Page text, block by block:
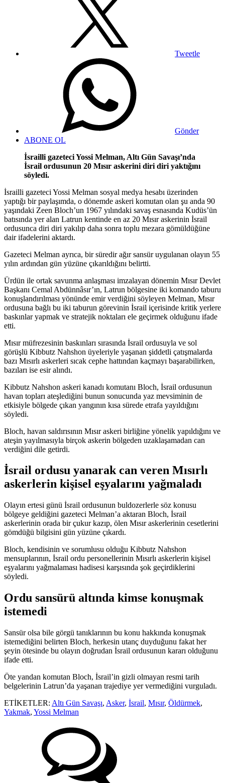
Tweetle
Gönder
ABONE OL
​İsrailli gazeteci Yossi Melman, Altı Gün Savaşı’nda
İsrail ordusunun 20 Mısır askerini diri diri yaktığını
söyledi.
İsrailli gazeteci Yossi Melman sosyal medya hesabı üzerinden
yaptığı bir paylaşımda, o dönemde askeri komutan olan şu anda 90
yaşındaki Zeen Bloch’un 1967 yılındaki savaş esnasında Kudüs’ün
batısında yer alan Latrun kentinde en az 20 Mısır askerinin İsrail
ordusunca diri diri yakılıp daha sonra toplu mezara gömüldüğüne
dair ifadelerini aktardı.
Gazeteci Melman ayrıca, bir süredir ağır sansür uygulanan olayın 55
yılın ardından gün yüzüne çıkarıldığını belirtti.
Ürdün ile ortak savunma anlaşması imzalayan dönemin Mısır Devlet
Başkanı Cemal Abdünnâsır’ın, Latrun bölgesine iki komando taburu
konuşlandırılması yönünde emir verdiğini söyleyen Melman, Mısır
ordusuna bağlı bu iki taburun görevinin İsrail içerisinde kritik yerlere
baskınlar yapmak ve stratejik noktaları ele geçirmek olduğunu ifade
etti.
Mısır müfrezesinin baskınları sırasında İsrail ordusuyla ve sol
görüşlü Kibbutz Nahshon üyeleriyle yaşanan şiddetli çatışmalarda
bazı Mısırlı askerleri sıcak cephe hattından kaçmayı başarabilirken,
bazıları ise esir alındı.
Kibbutz Nahshon askeri kanadı komutanı Bloch, İsrail ordusunun
havan topları ateşlediğini bunun sonucunda yaz mevsiminin de
etkisiyle bölgede çıkan yangının kısa sürede etrafa yayıldığını
söyledi.
Bloch, havan saldırısının Mısır askeri birliğine yönelik yapıldığını ve
ateşin yayılmasıyla birçok askerin bölgeden uzaklaşamadan can
verdiğini dile getirdi.
İsrail ordusu yanarak can veren Mısırlı
askerlerin kişisel eşyalarını yağmaladı
Olayın ertesi günü İsrail ordusunun buldozerlerle söz konusu
bölgeye geldiğini gazeteci Melman’a aktaran Bloch, İsrail
askerlerinin orada bir çukur kazıp, ölen Mısır askerlerinin cesetlerini
gömdüğü bilgisini gün yüzüne çıkardı.
Bloch, kendisinin ve sorumlusu olduğu Kibbutz Nahshon
mensuplarının, İsrail ordu personellerinin Mısırlı askerlerin kişisel
eşyalarını yağmalaması hadisesi karşısında şok geçirdiklerini
söyledi.
Ordu sansürü altında kimse konuşmak
istemedi
Sansür olsa bile görgü tanıklarının bu konu hakkında konuşmak
istemediğini belirten Bloch, herkesin utanç duyduğunu fakat her
şeyin ötesinde bu olayın doğrudan İsrail ordusunun kararı olduğunu
ifade etti.
Öte yandan komutan Bloch, İsrail’in gizli olmayan resmi tarih
belgelerinin Latrun’da yaşanan trajediye yer vermediğini vurguladı.
ETİKETLER: Altı Gün Savaşı, Asker, İsrail, Mısır, Öldürmek,
Yakmak, Yossi Melman